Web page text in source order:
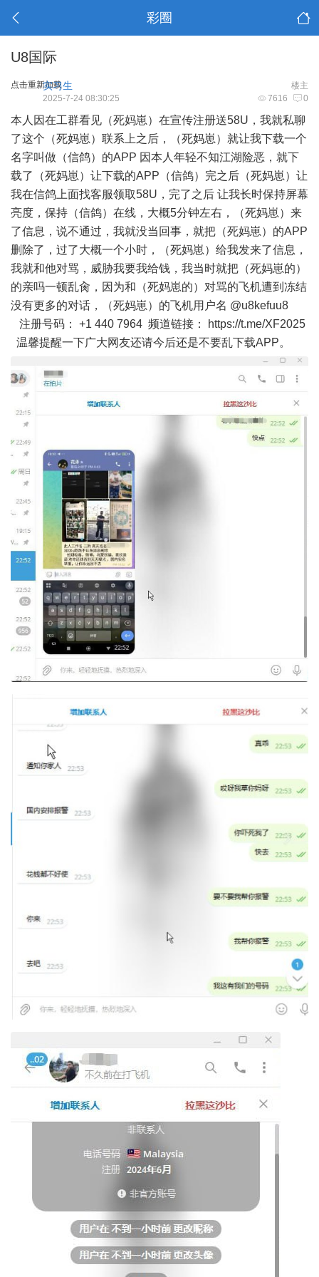
彩圈
U8国际
点击重新加载 楼主
实习生
7616 0
2025-7-24 08:30:25
本人因在工群看见（死妈崽）在宣传注册送58U，我就私聊
了这个（死妈崽）联系上之后，（死妈崽）就让我下载一个
名字叫做（信鸽）的APP 因本人年轻不知江湖险恶，就下
载了（死妈崽）让下载的APP（信鸽）完之后（死妈崽）让
我在信鸽上面找客服领取58U，完了之后 让我长时保持屏幕
亮度，保持（信鸽）在线，大概5分钟左右，（死妈崽）来
了信息，说不通过，我就没当回事，就把（死妈崽）的APP
删除了，过了大概一个小时，（死妈崽）给我发来了信息，
我就和他对骂，威胁我要我给钱，我当时就把（死妈崽的）
的亲吗一顿乱肏，因为和（死妈崽的）对骂的飞机遭到冻结
没有更多的对话，（死妈崽）的飞机用户名 @u8kefuu8
注册号码： +1 440 7964 频道链接： https://t.me/XF2025
温馨提醒一下广大网友还请今后还是不要乱下载APP。